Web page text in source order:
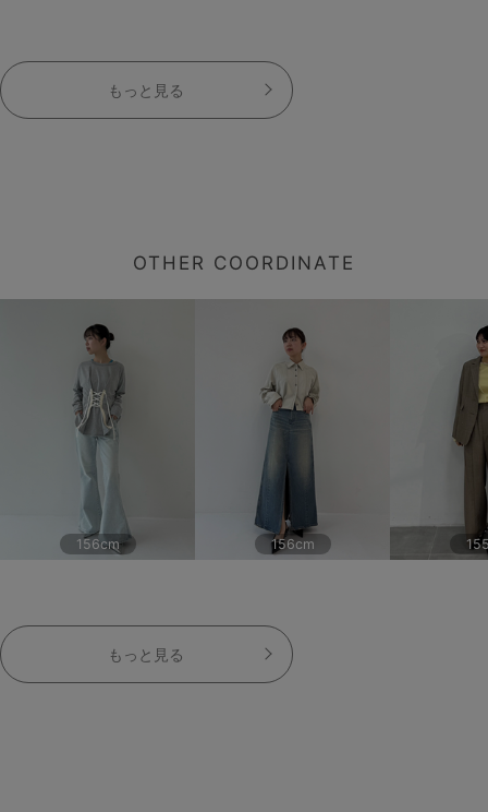
もっと見る
OTHER COORDINATE
156cm 156cm
もっと見る